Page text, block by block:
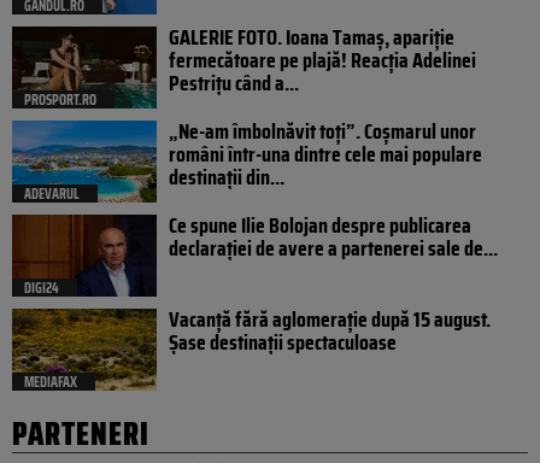
GANDUL.RO
PROSPORT.RO
GALERIE FOTO. Ioana Tamaş, apariție
fermecătoare pe plajă! Reacția Adelinei
Pestrițu când a...
ADEVARUL
„Ne-am îmbolnăvit toți”. Coșmarul unor
români într-una dintre cele mai populare
destinații din...
DIGI24
Ce spune Ilie Bolojan despre publicarea
declarației de avere a partenerei sale de...
MEDIAFAX
Vacanță fără aglomerație după 15 august.
Șase destinații spectaculoase
PARTENERI